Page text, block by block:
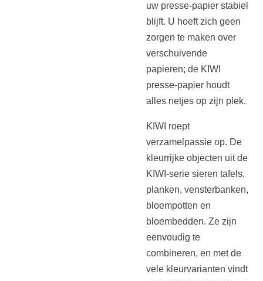
uw presse-papier stabiel
blijft. U hoeft zich geen
zorgen te maken over
verschuivende
papieren; de KIWI
presse-papier houdt
alles netjes op zijn plek.
KIWI roept
verzamelpassie op. De
kleurrijke objecten uit de
KIWI-serie sieren tafels,
planken, vensterbanken,
bloempotten en
bloembedden. Ze zijn
eenvoudig te
combineren, en met de
vele kleurvarianten vindt